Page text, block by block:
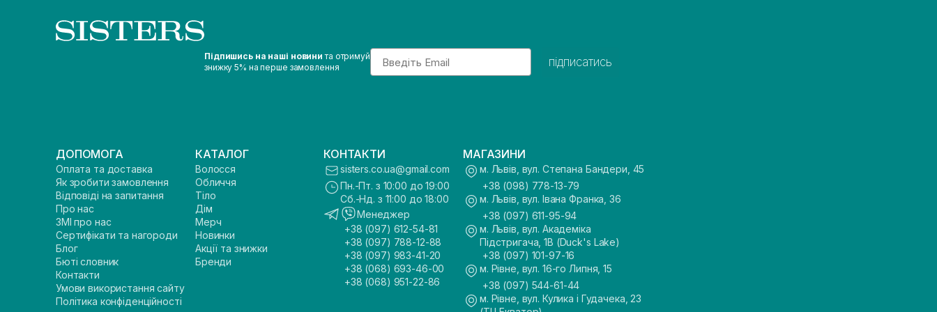
Підпишись на наші новини та отримуй
знижку 5% на перше замовлення
Email
підписатись
ДОПОМОГА
Оплата та доставка
Як зробити замовлення
Відповіді на запитання
Про нас
ЗМІ про нас
Сертифікати та нагороди
Блог
Бюті словник
Контакти
Умови використання сайту
Політика конфіденційності
КАТАЛОГ
Волосся
Обличчя
Тіло
Дім
Мерч
Новинки
Акції та знижки
Бренди
КОНТАКТИ
sisters.co.ua@gmail.com
Пн.-Пт. з 10:00 до 19:00
Сб.-Нд. з 11:00 до 18:00
Менеджер
+38 (097) 612-54-81
+38 (097) 788-12-88
+38 (097) 983-41-20
+38 (068) 693-46-00
+38 (068) 951-22-86
МАГАЗИНИ
м. Львів, вул. Степана Бандери, 45
+38 (098) 778-13-79
м. Львів, вул. Івана Франка, 36
+38 (097) 611-95-94
м. Львів, вул. Академіка
Підстригача, 1В (Duck's Lake)
+38 (097) 101-97-16
м. Рівне, вул. 16-го Липня, 15
+38 (097) 544-61-44
м. Рівне, вул. Кулика і Гудачека, 23